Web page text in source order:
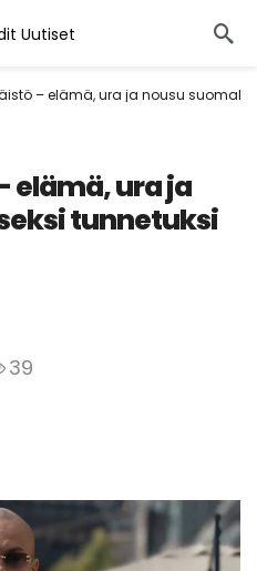
– elämä, ura ja nousu
elämä, ura ja
tunnetuksi
39